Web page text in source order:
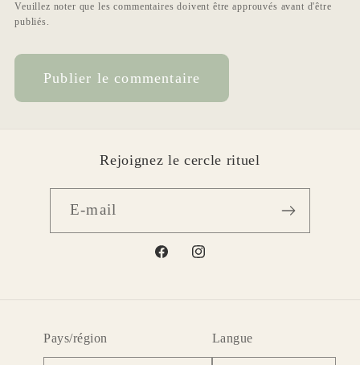
Veuillez noter que les commentaires doivent être approuvés avant d'être
publiés.
Rejoignez le cercle rituel
E-mail
FacebookInstagram
Pays/région Langue